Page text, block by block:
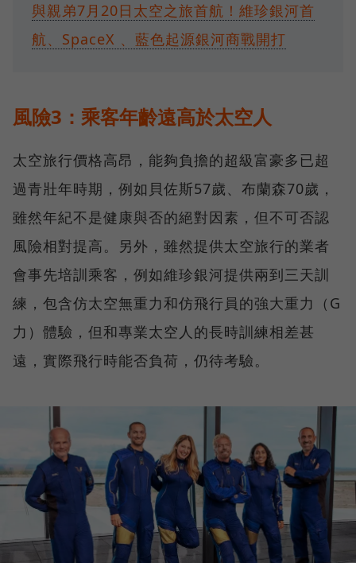
與親弟7月20日太空之旅首航！維珍銀河首
航、SpaceX 、藍色起源銀河商戰開打
風險3：乘客年齡遠高於太空人
太空旅行價格高昂，能夠負擔的超級富豪多已超
過青壯年時期，例如貝佐斯57歲、布蘭森70歲，
雖然年紀不是健康與否的絕對因素，但不可否認
風險相對提高。另外，雖然提供太空旅行的業者
會事先培訓乘客，例如維珍銀河提供兩到三天訓
練，包含仿太空無重力和仿飛行員的強大重力（G
力）體驗，但和專業太空人的長時訓練相差甚
遠，實際飛行時能否負荷，仍待考驗。